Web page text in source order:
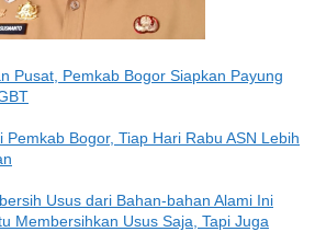
Pusat, Pemkab Bogor Siapkan Payung
Pemkab Bogor, Tiap Hari Rabu ASN Lebih
Usus dari Bahan-bahan Alami Ini
Membersihkan Usus Saja, Tapi Juga